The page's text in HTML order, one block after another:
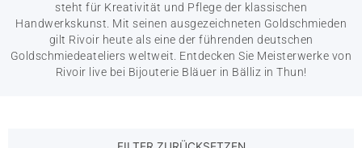
steht für Kreativität und Pflege der klassischen
Handwerkskunst. Mit seinen ausgezeichneten Goldschmieden
gilt Rivoir heute als eine der führenden deutschen
Goldschmiedeateliers weltweit. Entdecken Sie Meisterwerke von
Rivoir live bei Bijouterie Bläuer in Bälliz in Thun!